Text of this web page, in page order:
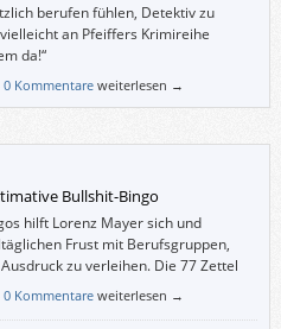
berufen fühlen, Detektiv zu
an Pfeiffers Krimireihe
da!“
0 Kommentare weiterlesen →
Bullshit-Bingo
hilft Lorenz Mayer sich und
Frust mit Berufsgruppen,
zu verleihen. Die 77 Zettel
sich auch heraustrennen – und wem
0 Kommentare weiterlesen →